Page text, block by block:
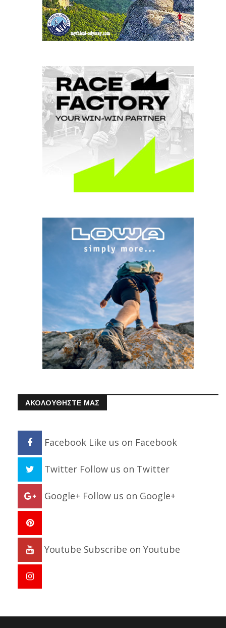
ΑΚΟΛΟΥΘΗΣΤΕ ΜΑΣ
Facebook Like us on Facebook
Twitter Follow us on Twitter
Google+ Follow us on Google+
Youtube Subscribe on Youtube